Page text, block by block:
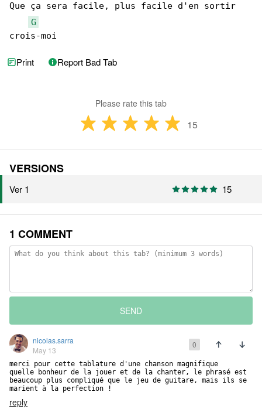
Que ça sera facile, plus facile d'en sortir
G
crois-moi
Print Report Bad Tab
Please rate this tab
15
VERSIONS
Ver 1 15
1 COMMENT
SEND
nicolas.sarra
May 13
0
merci pour cette tablature d'une chanson magnifique
quelle bonheur de la jouer et de la chanter, le phrasé est
beaucoup plus compliqué que le jeu de guitare, mais ils se
marient à la perfection !
reply